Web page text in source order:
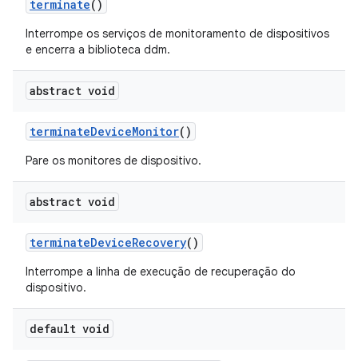
terminate()
Interrompe os serviços de monitoramento de dispositivos
e encerra a biblioteca ddm.
abstract void
terminateDeviceMonitor()
Pare os monitores de dispositivo.
abstract void
terminateDeviceRecovery()
Interrompe a linha de execução de recuperação do
dispositivo.
default void